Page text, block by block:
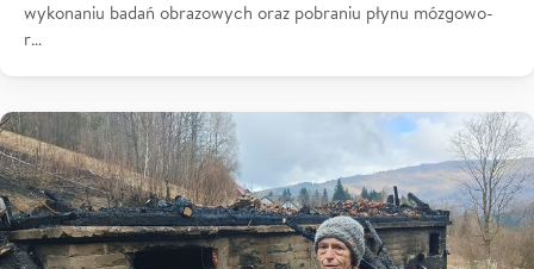
wykonaniu badań obrazowych oraz pobraniu płynu mózgowo-
r…